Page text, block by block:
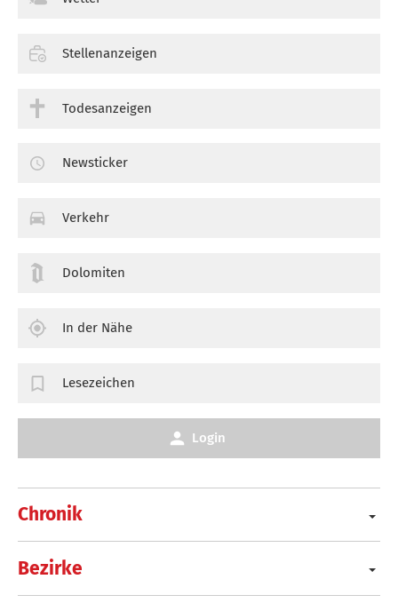
Chronik
Bezirke
Stellenanzeigen
Todesanzeigen
Newsticker
Verkehr
Dolomiten
In der Nähe
Lesezeichen
Login